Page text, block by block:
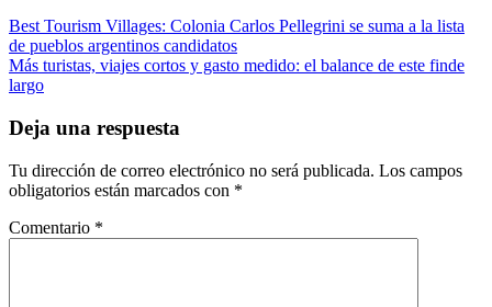
Navegación
de
entradas
Best Tourism Villages: Colonia Carlos Pellegrini se suma a la lista
de pueblos argentinos candidatos
Más turistas, viajes cortos y gasto medido: el balance de este finde
largo
Deja una respuesta
Tu dirección de correo electrónico no será publicada. Los campos
obligatorios están marcados con *
Comentario *